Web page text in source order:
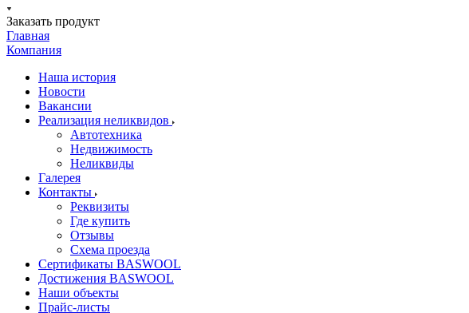
Заказать продукт
Главная
Компания
Наша история
Новости
Вакансии
Реализация неликвидов
Автотехника
Недвижимость
Неликвиды
Галерея
Контакты
Реквизиты
Где купить
Отзывы
Схема проезда
Сертификаты BASWOOL
Достижения BASWOOL
Наши объекты
Прайс-листы